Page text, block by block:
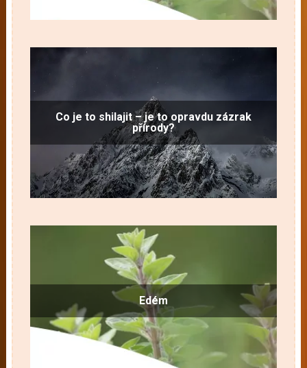
Co je to shilajit – je to opravdu zázrak
přírody?
Edém